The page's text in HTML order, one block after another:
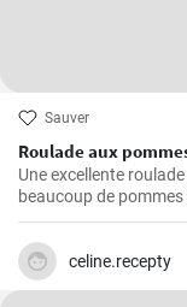
Sauver
Roulade aux
Une excellente
beaucoup de
rapide et facile qui
celine.recepty